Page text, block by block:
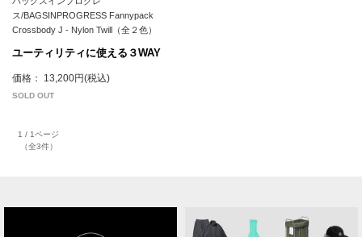
ス/BAGSINPROGRESS Fannypack
Crossbody J - Nylon Twill（全２色）
ユーティリティに使える３WAY
価格： 13,200円(税込)
SOLD OUT
1 / 1ページ
（全3件）